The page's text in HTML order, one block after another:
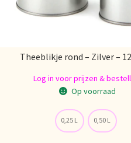
Theeblikje rond – Zilver –
Log in voor prijzen &
Op voorraad
0,25 L 0,50 L